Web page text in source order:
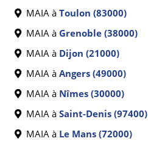
MAIA à Toulon (83000)
MAIA à Grenoble (38000)
MAIA à Dijon (21000)
MAIA à Angers (49000)
MAIA à Nîmes (30000)
MAIA à Saint-Denis (97400)
MAIA à Le Mans (72000)